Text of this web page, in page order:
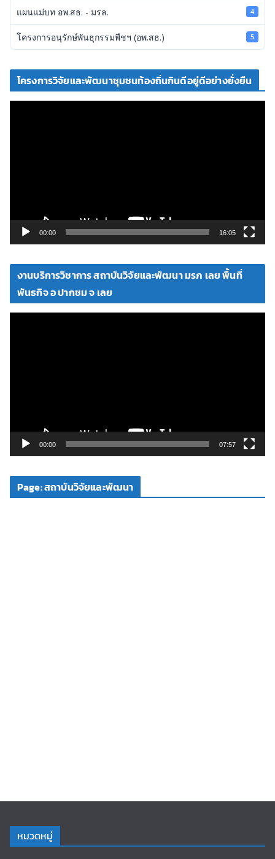
แผนแม่บท อพ.สธ. - มรล. 4
โครงการอนุรักษ์พันธุกรรมพืชฯ (อพ.สธ.) 5
โครงการวิจัยและพัฒนาชุมชนท้องถิ่นกินดีอยู่ดีอย่างยั่งยืน
ดี
โ
00:00 16:05
งานบริการวิชาการ สถาบันวิจัยและพัฒนา มรภ เลย พื้นที่
พันธกิจ อ ปากชม จ เลย
ดี
โ
00:00 07:57
Page: สถาบันวิจัยและพัฒนา
หมวดหมู่